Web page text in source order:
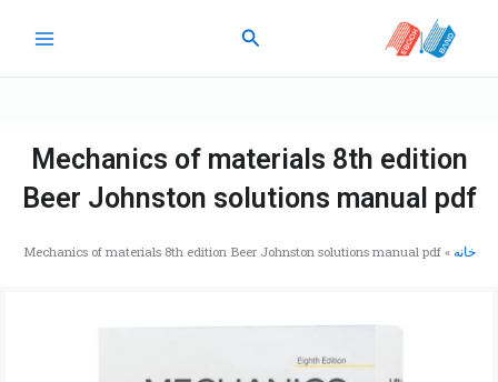
جستجو
Mechanics of materials 8th edition
Beer Johnston solutions manual pdf
خانه »
Mechanics of materials 8th edition Beer Johnston solutions manual pdf